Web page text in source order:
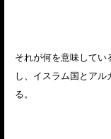
それが何を意味して
し、イスラム国とア
る。